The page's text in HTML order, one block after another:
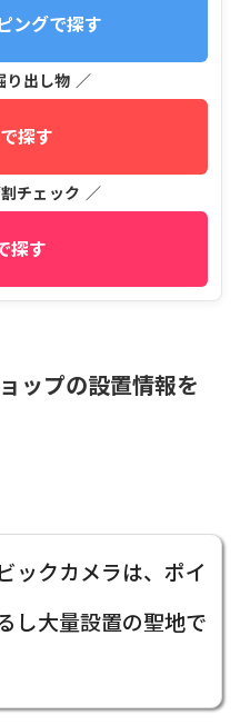
ングで探す
り出し物 ／
探す
チェック ／
探す
ップの設置情報を
ックカメラは、ポイ
し大量設置の聖地で